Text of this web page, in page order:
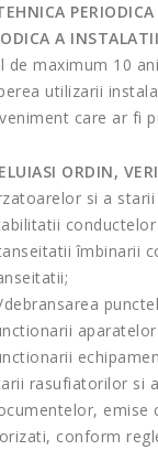
A
de maximum 10
utilizarii
care ar fi
ORDIN,
si a
îmbinarii
rasufiatorilor si
conform